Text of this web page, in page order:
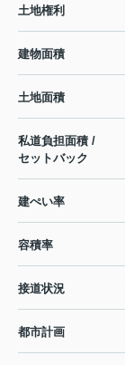
土地権利
建物面積
土地面積
私道負担面積 /
セットバック
建ぺい率
容積率
接道状況
都市計画